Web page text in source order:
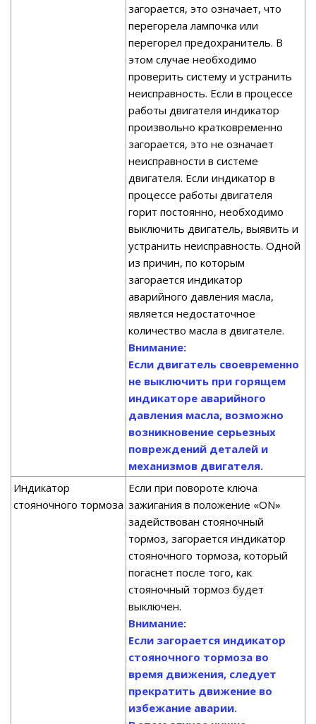
загорается, это означает, что
перегорела лампочка или
перегорел предохранитель. В
этом случае необходимо
проверить систему и устранить
неисправность. Если в процессе
работы двигателя индикатор
произвольно кратковременно
загорается, это не означает
неисправности в системе
двигателя. Если индикатор в
процессе работы двигателя
горит постоянно, необходимо
выключить двигатель, выявить и
устранить неисправность. Одной
из причин, по которым
загорается индикатор
аварийного давления масла,
является недостаточное
количество масла в двигателе.
Внимание:
Если двигатель своевременно
не выключить при горящем
индикаторе аварийного
давления масла, возможно
возникновение серьезных
повреждений деталей и
механизмов двигателя.
Индикатор
стояночного тормоза
Если при повороте ключа
зажигания в положение «ON»
задействован стояночный
тормоз, загорается индикатор
стояночного тормоза, который
погаснет после того, как
стояночный тормоз будет
выключен.
Внимание:
Если загорается индикатор
стояночного тормоза во
время движения, следует
прекратить движение во
избежание аварии.